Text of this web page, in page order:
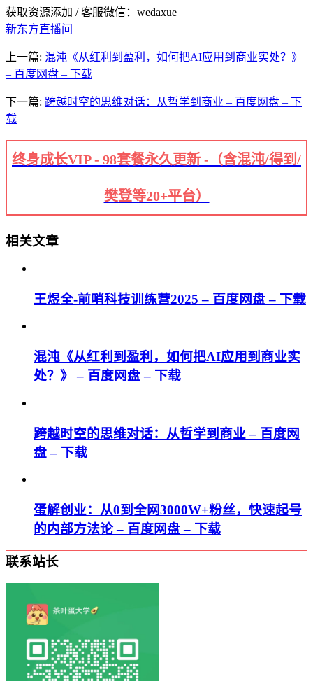
获取资源添加 / 客服微信：wedaxue
新东方直播间
上一篇: 混沌《从红利到盈利，如何把AI应用到商业实处？》
– 百度网盘 – 下载
下一篇: 跨越时空的思维对话：从哲学到商业 – 百度网盘 – 下
载
终身成长VIP - 98套餐永久更新 -（含混沌/得到/
樊登等20+平台）
相关文章
王煜全-前哨科技训练营2025 – 百度网盘 – 下载
混沌《从红利到盈利，如何把AI应用到商业实
处？》 – 百度网盘 – 下载
跨越时空的思维对话：从哲学到商业 – 百度网
盘 – 下载
蛋解创业：从0到全网3000W+粉丝，快速起号
的内部方法论 – 百度网盘 – 下载
联系站长